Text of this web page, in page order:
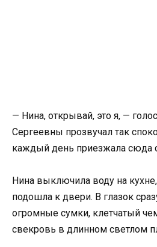
— Нина, открывай, это я, —
Сергеевны прозвучал так
каждый день приезжала сюда
Нина выключила воду на
подошла к двери. В глазок
огромные сумки, клетчатый
свекровь в длинном светлом